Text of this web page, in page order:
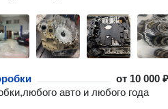
от 10 000 ₽
авто и любого года